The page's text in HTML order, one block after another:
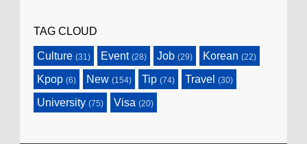
TAG CLOUD
Culture (31) Event (28) Job (29) Korean (22)
Kpop (6) New (154) Tip (74) Travel (30)
University (75) Visa (20)